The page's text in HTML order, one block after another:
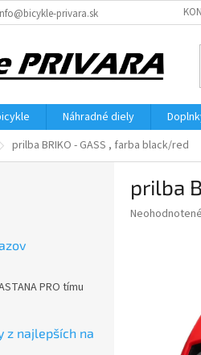
privara.sk
Náhradné diely
prilba BRIKO - GASS , farba black/red
PRO tímu
z najlepších na
prilba
Priemerné
Neohodnotené